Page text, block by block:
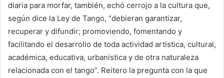
diaria para morfar, también, echó cerrojo a la cultura que,
según dice la Ley de Tango, “debieran garantizar,
recuperar y difundir; promoviendo, fomentando y
facilitando el desarrollo de toda actividad artística, cultural,
académica, educativa, urbanística y de otra naturaleza
relacionada con el tango”. Reitero la pregunta con la que